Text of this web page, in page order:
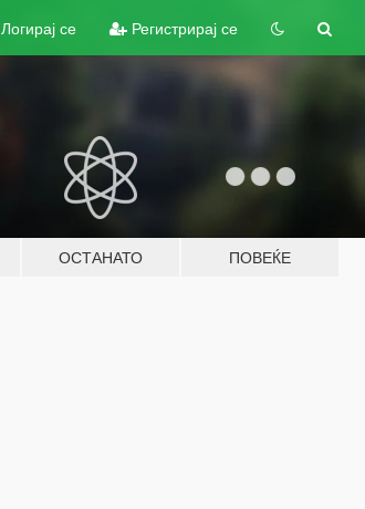
Логирај се Регистрирај се
ОСТАНАТО ПОВЕЌЕ